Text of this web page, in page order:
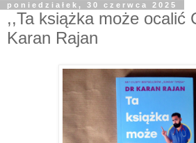
poniedziałek, 30 czerwca 2025
,,Ta książka może ocalić
Karan Rajan